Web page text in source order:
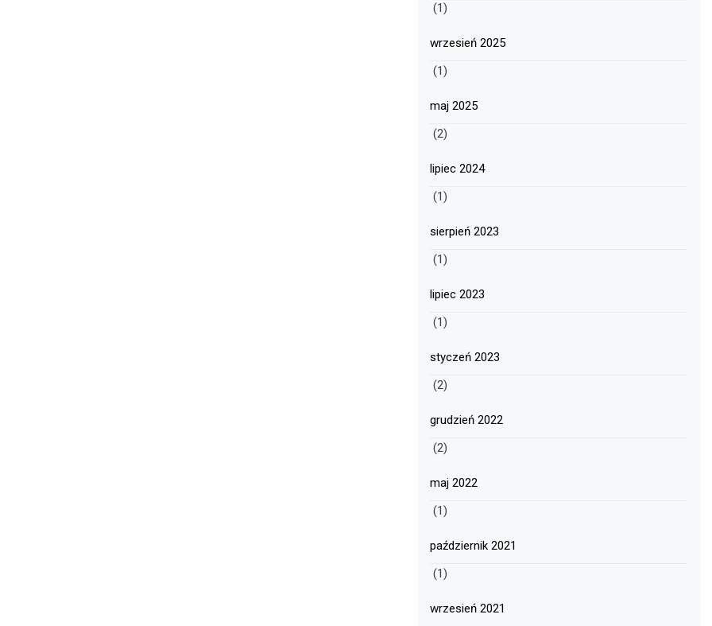
(1)
wrzesień 2025
(1)
maj 2025
(2)
lipiec 2024
(1)
sierpień 2023
(1)
lipiec 2023
(1)
styczeń 2023
(2)
grudzień 2022
(2)
maj 2022
(1)
październik 2021
(1)
wrzesień 2021